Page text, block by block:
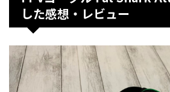
した感想・レビュー